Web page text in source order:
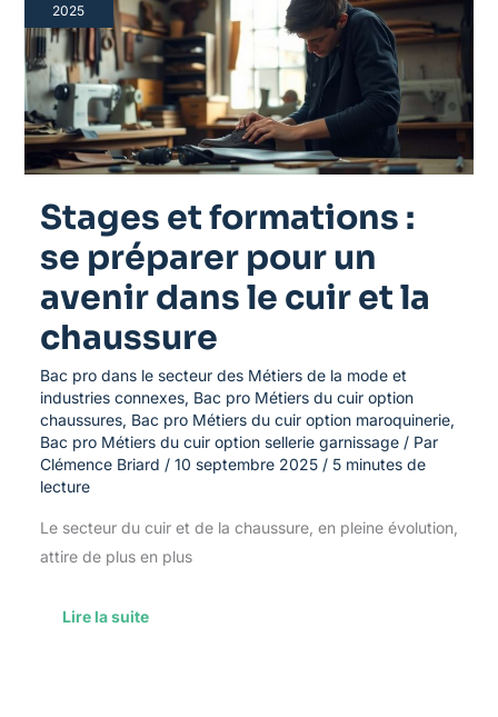
2025
Stages et formations :
se préparer pour un
avenir dans le cuir et la
chaussure
Bac pro dans le secteur des Métiers de la mode et
industries connexes, Bac pro Métiers du cuir option
chaussures, Bac pro Métiers du cuir option maroquinerie,
Bac pro Métiers du cuir option sellerie garnissage/ Par
Clémence Briard / 10 septembre 2025 / 5 minutes de
lecture
Le secteur du cuir et de la chaussure, en pleine évolution,
attire de plus en plus
:
se
préparer
pour
un
avenir
dans
le
cuir
et
la
chaussure
Lire la suite